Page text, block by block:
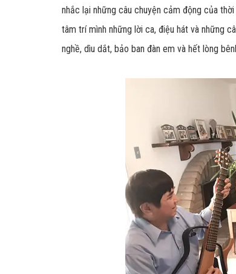
nhắc lại những câu chuyện cảm động của
tâm trí mình những lời ca, điệu hát và những
nghề, dìu dắt, bảo ban đàn em và hết lòng